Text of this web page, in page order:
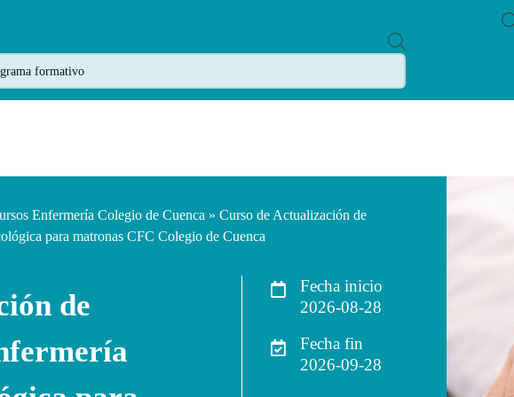
R
D
A
Enfermería Colegio de Cuenca » Curso de Actualización de
para matronas CFC Colegio de Cuenca
de
Fecha inicio
2026-08-28
Fecha fin
2026-09-28